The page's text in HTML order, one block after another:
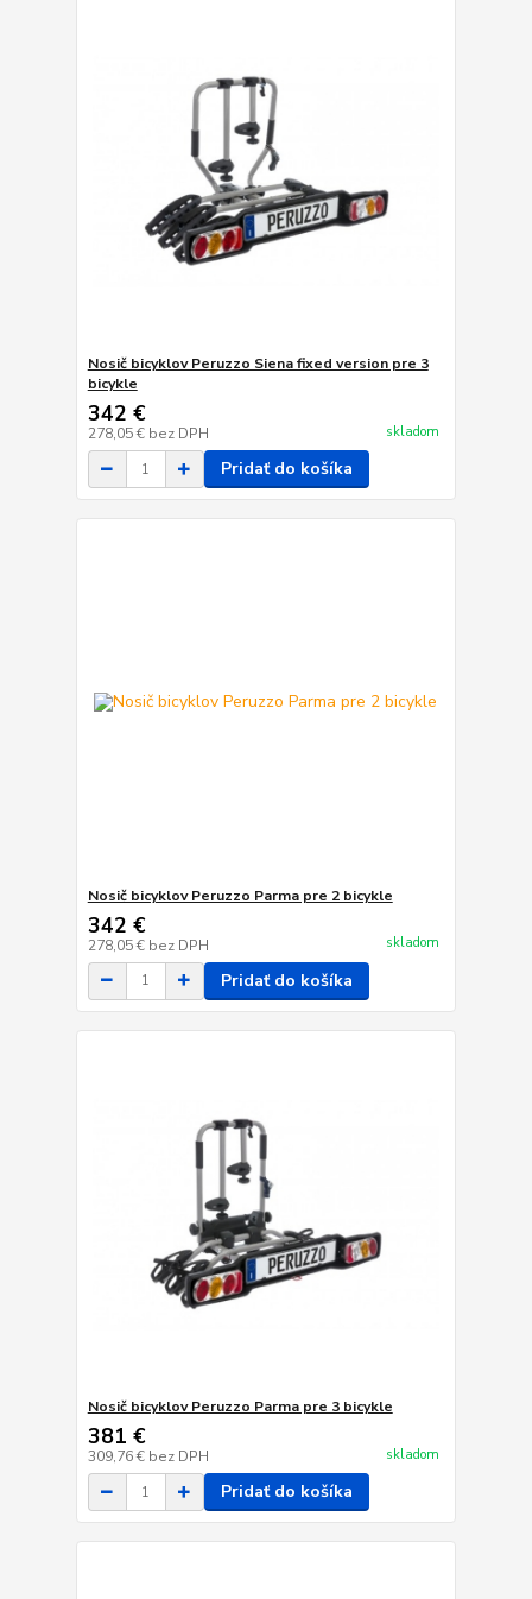
Nosič bicyklov Peruzzo Siena fixed version pre 3
bicykle
342 €
278,05 € bez DPH skladom
Pridať do košíka
Nosič bicyklov Peruzzo Parma pre 2 bicykle
342 €
278,05 € bez DPH skladom
Pridať do košíka
Nosič bicyklov Peruzzo Parma pre 3 bicykle
381 €
309,76 € bez DPH skladom
Pridať do košíka